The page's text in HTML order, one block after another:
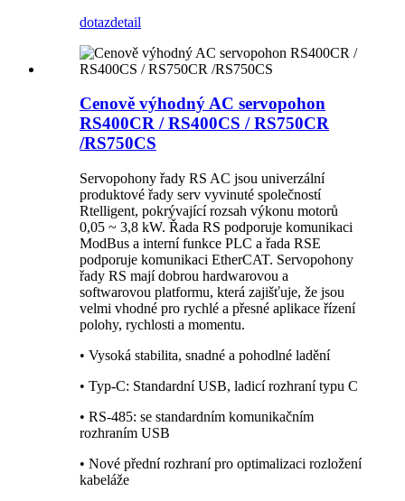
dotazdetail
Cenově výhodný AC servopohon
RS400CR / RS400CS / RS750CR
/RS750CS
Servopohony řady RS AC jsou univerzální
produktové řady serv vyvinuté společností
Rtelligent, pokrývající rozsah výkonu motorů
0,05 ~ 3,8 kW. Řada RS podporuje komunikaci
ModBus a interní funkce PLC a řada RSE
podporuje komunikaci EtherCAT. Servopohony
řady RS mají dobrou hardwarovou a
softwarovou platformu, která zajišťuje, že jsou
velmi vhodné pro rychlé a přesné aplikace řízení
polohy, rychlosti a momentu.
• Vysoká stabilita, snadné a pohodlné ladění
• Typ-C: Standardní USB, ladicí rozhraní typu C
• RS-485: se standardním komunikačním
rozhraním USB
• Nové přední rozhraní pro optimalizaci rozložení
kabeláže